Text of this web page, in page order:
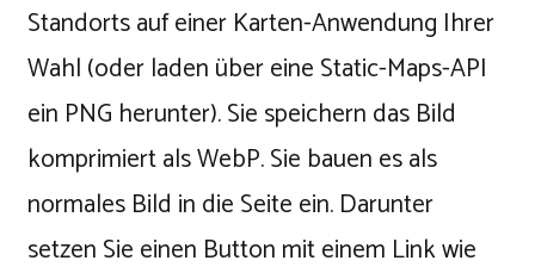
Standorts auf einer Karten-Anwendung Ihrer
Wahl (oder laden über eine Static-Maps-API
ein PNG herunter). Sie speichern das Bild
komprimiert als WebP. Sie bauen es als
normales Bild in die Seite ein. Darunter
setzen Sie einen Button mit einem Link wie